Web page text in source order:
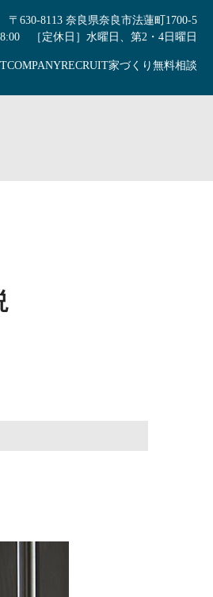
COMPANYRECRUIT家づくり無料相談
〒630-8113 奈良県奈良市法蓮町1700-5
［定休日］水曜日、第2・4日曜日